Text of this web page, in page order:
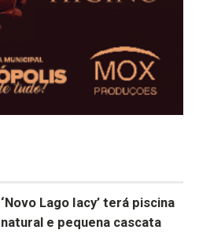
‘Novo Lago Iacy’ terá piscina
natural e pequena cascata